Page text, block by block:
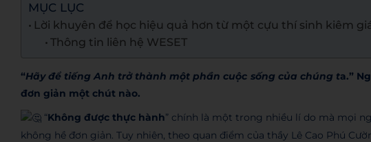
MỤC LỤC
Lời khuyên để học hiệu quả hơn từ một cựu thí sinh kiêm
Thông tin liên hệ WESET
“Hãy để tiếng Anh trở thành một phần cuộc sống của chúng ta.”
đơn giản một chút nào.
“Không được thực hành” chính là một trong nhiều lí do mà mọi
không hề đơn giản. Tuy nhiên, theo quan điểm của thầy Lê Cao Phú